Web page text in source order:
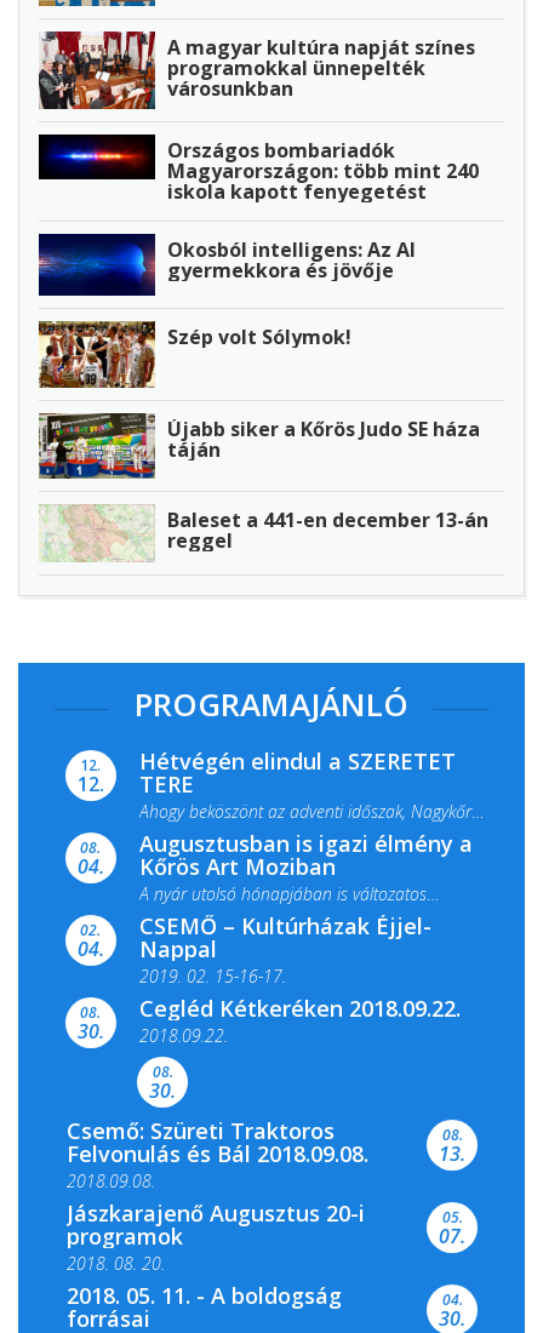
A magyar kultúra napját színes
programokkal ünnepelték
városunkban
Országos bombariadók
Magyarországon: több mint 240
iskola kapott fenyegetést
Okosból intelligens: Az AI
gyermekkora és jövője
Szép volt Sólymok!
Újabb siker a Kőrös Judo SE háza
táján
Baleset a 441-en december 13-án
reggel
PROGRAMAJÁNLÓ
12.
12.
Hétvégén elindul a SZERETET
TERE
Ahogy beköszönt az adventi időszak, Nagykőrös
ismét megtelik ünnepi fénnyel és közös...
08.
04.
Augusztusban is igazi élmény a
Kőrös Art Moziban
A nyár utolsó hónapjában is változatos
filmkínálattal, családi...
02.
04.
CSEMŐ – Kultúrházak Éjjel-
Nappal
2019. 02. 15-16-17.
Színes és tartalmas programokkal várja a
Csemői Községi Könyvtár és...
08.
30.
Cegléd Kétkeréken 2018.09.22.
2018.09.22.
08.
30.
Csemő: Szüreti Traktoros
Felvonulás és Bál 2018.09.08.
2018.09.08.
08.
13.
Jászkarajenő Augusztus 20-i
programok
2018. 08. 20.
05.
07.
2018. 05. 11. - A boldogság
forrásai
04.
30.